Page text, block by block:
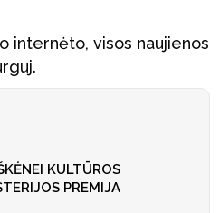
internėto, visos naujienos
KULTŪROS
PREMIJA